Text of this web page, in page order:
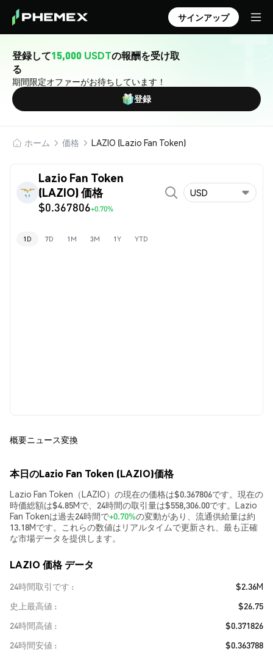
サインアップ
登録して15,000 USDTの報酬を受け取
る
期間限定オファーがお待ちしています！
登録
ホーム 価格 LAZIO (Lazio Fan Token)
Lazio Fan Token
(LAZIO) 価格
$0.367806+0.70%
USD
1D 7D 1M 3M 1Y YTD
概要ニュース変換
本日のLazio Fan Token (LAZIO)価格
Lazio Fan Token（LAZIO）の現在の価格は$0.367806です。現在の
時価総額は$4.85Mで、24時間の取引量は$558,306.00です。Lazio
Fan Tokenは過去24時間で+0.70%の変動があり、流通供給量は約
13.18Mです。これらの数値はリアルタイムで更新され、最も正確
な市場データを提供します。
LAZIO 価格 データ
24時間取引です
$2.36M
史上最高値
$26.75
24時間高値
$0.371826
24時間安値
$0.363788